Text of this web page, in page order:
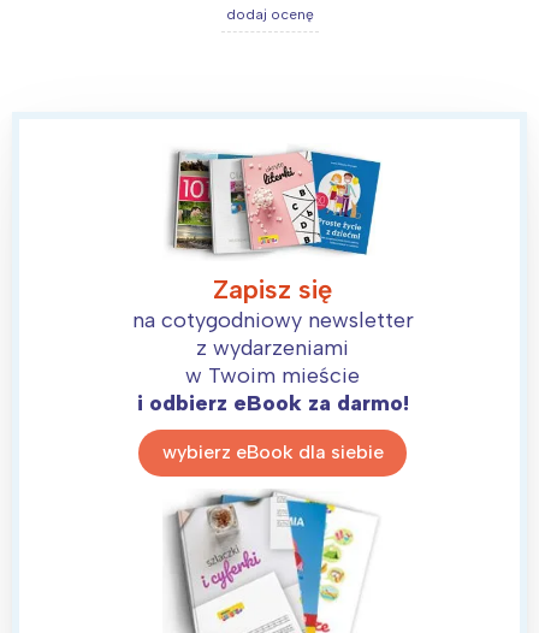
dodaj ocenę
Zapisz się
na cotygodniowy newsletter
z wydarzeniami
w Twoim mieście
i odbierz eBook za darmo!
wybierz eBook dla siebie